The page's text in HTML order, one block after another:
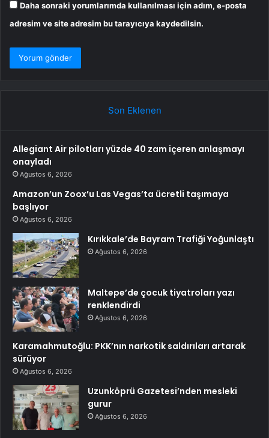
Daha sonraki yorumlarımda kullanılması için adım, e-posta
adresim ve site adresim bu tarayıcıya kaydedilsin.
Son Eklenen
Allegiant Air pilotları yüzde 40 zam içeren anlaşmayı
onayladı
Ağustos 6, 2026
Amazon’un Zoox’u Las Vegas’ta ücretli taşımaya
başlıyor
Ağustos 6, 2026
Kırıkkale’de Bayram Trafiği Yoğunlaştı
Ağustos 6, 2026
Maltepe’de çocuk tiyatroları yazı
renklendirdi
Ağustos 6, 2026
Karamahmutoğlu: PKK’nın narkotik saldırıları artarak
sürüyor
Ağustos 6, 2026
Uzunköprü Gazetesi’nden mesleki
gurur
Ağustos 6, 2026